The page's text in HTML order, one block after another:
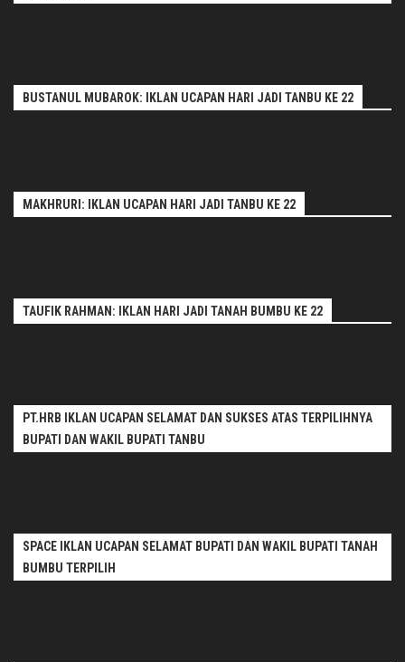
BUSTANUL MUBAROK: IKLAN UCAPAN HARI JADI TANBU KE 22
MAKHRURI: IKLAN UCAPAN HARI JADI TANBU KE 22
TAUFIK RAHMAN: IKLAN HARI JADI TANAH BUMBU KE 22
PT.HRB IKLAN UCAPAN SELAMAT DAN SUKSES ATAS TERPILIHNYA
BUPATI DAN WAKIL BUPATI TANBU
SPACE IKLAN UCAPAN SELAMAT BUPATI DAN WAKIL BUPATI TANAH
BUMBU TERPILIH